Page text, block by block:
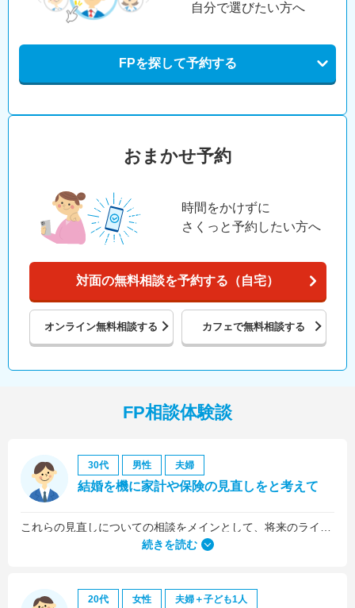
自分で選びたい方へ
FPを探して予約する
おまかせ予約
時間をかけずに
さくっと予約したい方へ
対面の無料相談を予約する（自宅）
オンライン無料相談する カフェで無料相談する
FP相談体験談
30代 男性 夫婦
結婚を機に家計や保険の見直しをと考えて
続きを読む
20代 女性 夫婦＋子ども1人